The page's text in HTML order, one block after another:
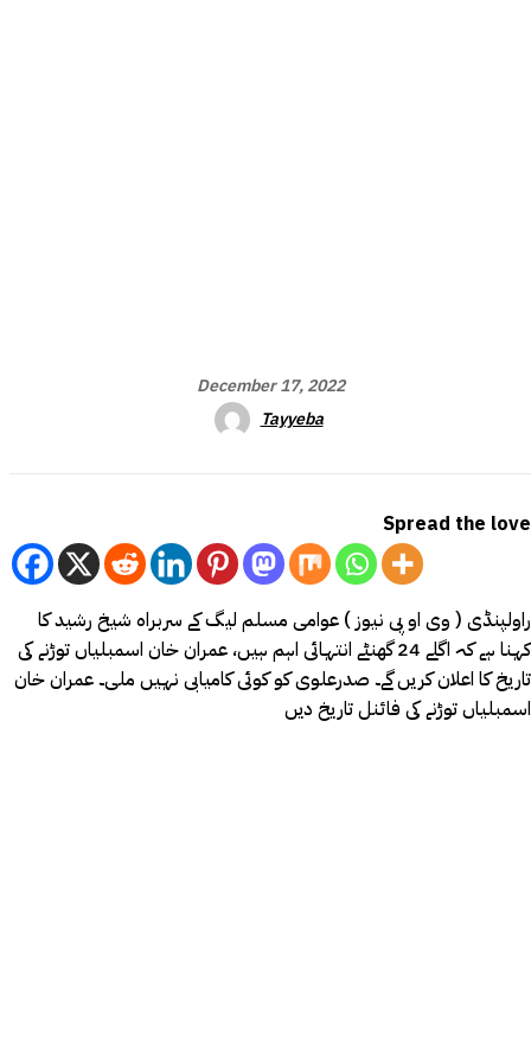
December 17, 2022
Tayyeba
Spread the love
راولپنڈی ( وی او پی نیوز ) عوامی مسلم لیگ کے سربراہ شیخ رشید کا
کہنا ہے کہ اگلے 24 گھنٹے انتہائی اہم ہیں، عمران خان اسمبلیاں توڑنے کی
تاریخ کا اعلان کریں گے۔ صدرعلوی کو کوئی کامیابی نہیں ملی۔ عمران خان
اسمبلیاں توڑنے کی فائنل تاریخ دیں